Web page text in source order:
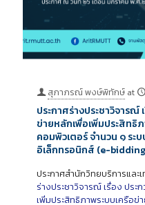
สุภาภรณ์ พงษ์พิทักษ์ at
ประกาศร่างประชาวิจารณ์
ข่ายหลักเพื่อเพิ่มประสิทธิ
คอมพิวเตอร์ จำนวน ๑ ระ
อิเล็กทรอนิกส์ (e-
ประกาศสำนักวิทยบริการและ
ร่างประชาวิจารณ์ เรื่อง ประ
เพิ่มประสิทธิภาพระบบเครือ